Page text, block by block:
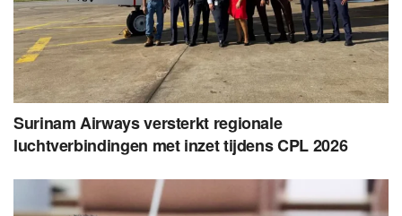
Surinam Airways versterkt regionale
luchtverbindingen met inzet tijdens CPL 2026